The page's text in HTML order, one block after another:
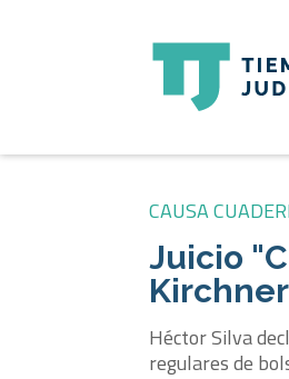
CAUSA
Juicio
Héctor Silva
regulares de